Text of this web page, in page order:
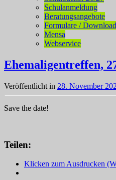
Schulanmeldung
Beratungsangebote
Formulare /
Mensa
Webservice
Ehemaligentreffen,
Veröffentlicht in 28. November
Save the date!
Teilen:
Klicken zum Ausdrucken